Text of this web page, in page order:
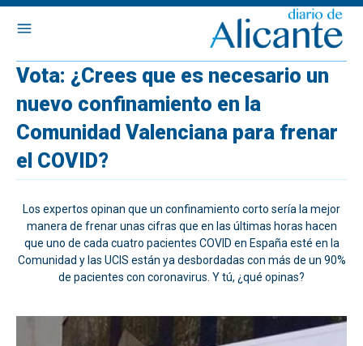
Vota: ¿Crees que es necesario un
nuevo confinamiento en la
Comunidad Valenciana para frenar
el COVID?
Los expertos opinan que un confinamiento corto sería la mejor
manera de frenar unas cifras que en las últimas horas hacen
que uno de cada cuatro pacientes COVID en España esté en la
Comunidad y las UCIS están ya desbordadas con más de un 90%
de pacientes con coronavirus. Y tú, ¿qué opinas?